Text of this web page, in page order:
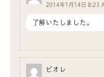
2014年1月14日 8:23
了解いたしました。
ビオレ